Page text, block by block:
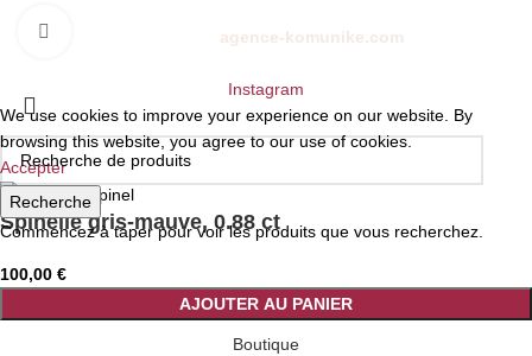
Cliquez pour agrandir
Boutique en ligne réalisé par agence-komunike.com
Recherche
Commencez à taper pour voir les produits que vous recherchez.
Instagram
We use cookies to improve your experience on our website. By
browsing this website, you agree to our use of cookies.
Accepter
Spinelle gris-mauve, 0.88 ct
100,00 €
AJOUTER AU PANIER
Boutique